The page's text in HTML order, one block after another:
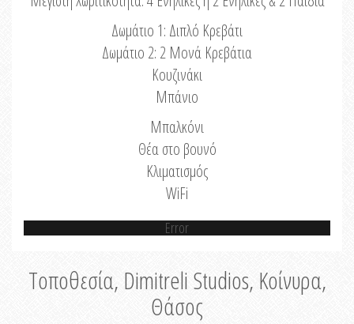
Δωμάτιο 1: Διπλό Κρεβάτι
Δωμάτιο 2: 2 Μονά Κρεβάτια
Κουζινάκι
Μπάνιο
Μπαλκόνι
Θέα στο βουνό
Κλιματισμός
WiFi
Error
Τοποθεσία, Dimitreli Studios, Κοίνυρα,
Θάσος